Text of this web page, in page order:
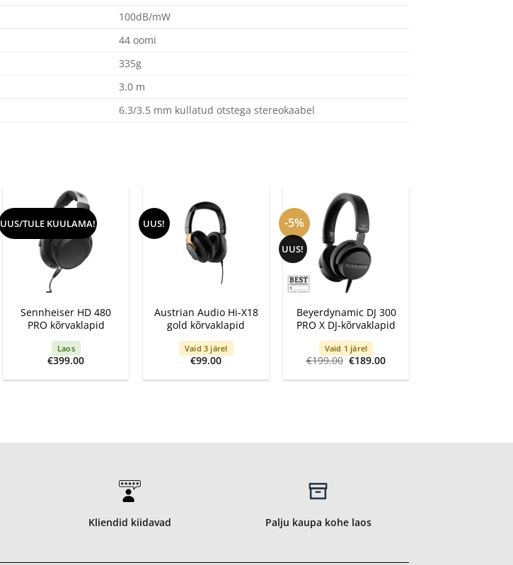
100dB/mW
44 oomi
335g
3.0 m
6.3/3.5 mm kullatud otstega stereokaabel
UUS/TULE KUULAMA!
Sennheiser HD 480
PRO kõrvaklapid
Laos
€399.00
UUS!
Austrian Audio Hi-X18
gold kõrvaklapid
Vaid 3 järel
€99.00
-5%
UUS!
+
Beyerdynamic DJ 300
PRO X DJ-kõrvaklapid
Vaid 1 järel
€199.00 Algne
oli:
€189.00Current
is:
Kliendid kiidavad Palju kaupa kohe laos